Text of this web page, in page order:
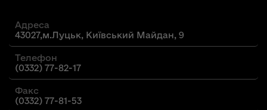
Адреса
43027,м.Луцьк, Київський Майдан, 9
Телефон
(0332) 77-82-17
Факс
(0332) 77-81-53